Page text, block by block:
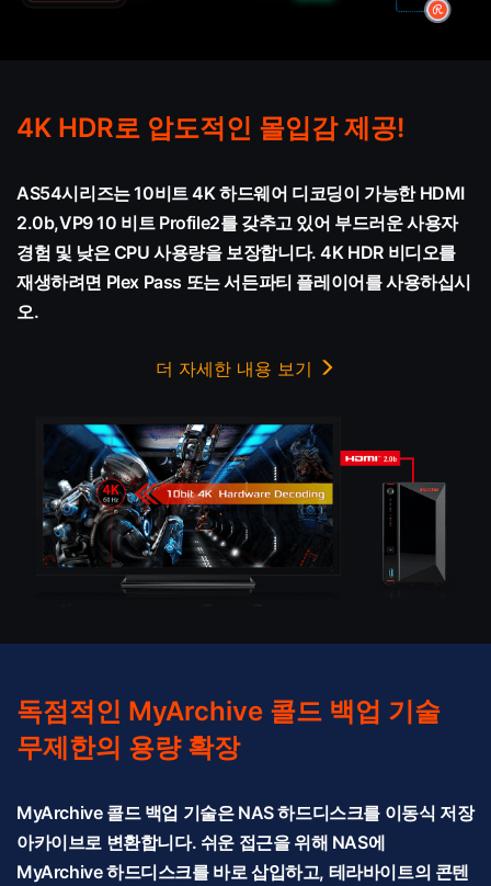
4K HDR로 압도적인 몰입감 제공!
AS54시리즈는 10비트 4K 하드웨어 디코딩이 가능한 HDMI
2.0b,VP9 10 비트 Profile2를 갖추고 있어 부드러운 사용자
경험 및 낮은 CPU 사용량을 보장합니다. 4K HDR 비디오를
재생하려면 Plex Pass 또는 서든파티 플레이어를 사용하십시
오.
더 자세한 내용 보기
독점적인 MyArchive 콜드 백업 기술
무제한의 용량 확장
MyArchive 콜드 백업 기술은 NAS 하드디스크를 이동식 저장
아카이브로 변환합니다. 쉬운 접근을 위해 NAS에
MyArchive 하드디스크를 바로 삽입하고, 테라바이트의 콘텐